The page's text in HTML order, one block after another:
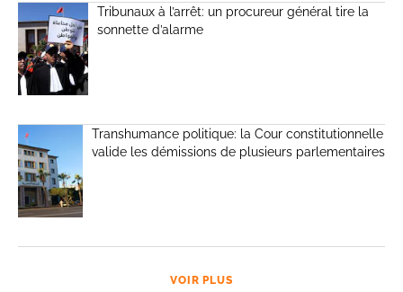
Tribunaux à l’arrêt: un procureur général tire la
sonnette d’alarme
Transhumance politique: la Cour constitutionnelle
valide les démissions de plusieurs parlementaires
VOIR PLUS